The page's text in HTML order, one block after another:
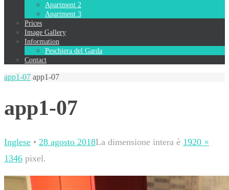
Apartment 2
Apartment 3
Prices
Image Gallery
Information
Peschiera del Garda
Contact
app1-07 app1-07
app1-07
Inglese • 28 agosto 2018La dimensione intera è 1920 ×
1346 pixel.